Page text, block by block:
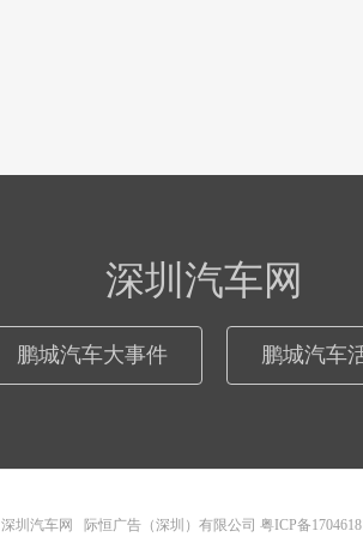
深圳汽车网
鹏城汽车大事件 鹏城汽车
深圳汽车网 际恒广告（深圳）有限公司 粤ICP备